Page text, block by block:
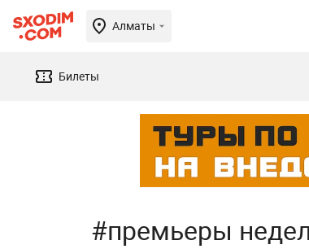
Алматы
Билеты
#премьеры